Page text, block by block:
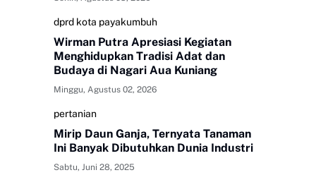
dprd kota payakumbuh
Wirman Putra Apresiasi Kegiatan
Menghidupkan Tradisi Adat dan
Budaya di Nagari Aua Kuniang
Minggu, Agustus 02, 2026
pertanian
Mirip Daun Ganja, Ternyata Tanaman
Ini Banyak Dibutuhkan Dunia Industri
Sabtu, Juni 28, 2025